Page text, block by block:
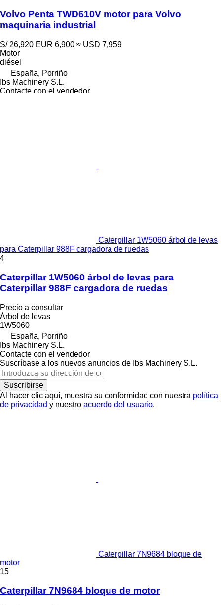
Volvo Penta TWD610V motor para Volvo
maquinaria industrial
S/ 26,920 EUR 6,900 ≈ USD 7,959
Motor
diésel
España, Porriño
Ibs Machinery S.L.
Contacte con el vendedor
Caterpillar 1W5060 árbol de levas
para Caterpillar 988F cargadora de ruedas
4
Caterpillar 1W5060 árbol de levas para
Caterpillar 988F cargadora de ruedas
Precio a consultar
Árbol de levas
1W5060
España, Porriño
Ibs Machinery S.L.
Contacte con el vendedor
Suscríbase a los nuevos anuncios de Ibs Machinery S.L.
Suscribirse
Al hacer clic aquí, muestra su conformidad con nuestra política
de privacidad y nuestro acuerdo del usuario.
Caterpillar 7N9684 bloque de
motor
15
Caterpillar 7N9684 bloque de motor